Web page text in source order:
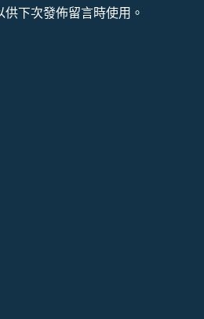
下次發佈留言時使用。